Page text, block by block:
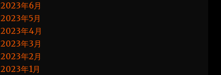
2023年6月
2023年5月
2023年4月
2023年3月
2023年2月
2023年1月